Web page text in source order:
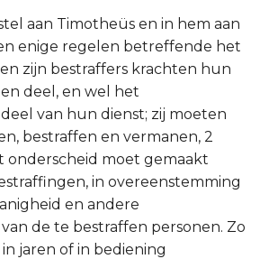
aan Timotheüs en in hem aan
enige regelen betreffende het
zijn bestraffers krachten hun
deel, en wel het
van hun dienst; zij moeten
bestraffen en vermanen, 2
onderscheid moet gemaakt
in overeenstemming
en andere
de te bestraffen personen. Zo
jaren of in bediening